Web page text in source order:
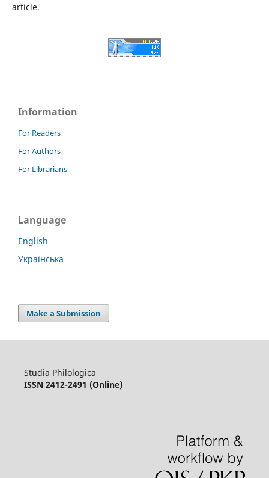
article.
Information
For Readers
For Authors
For Librarians
Language
English
Українська
Make a Submission
Studia Philologica
ISSN 2412-2491 (Online)